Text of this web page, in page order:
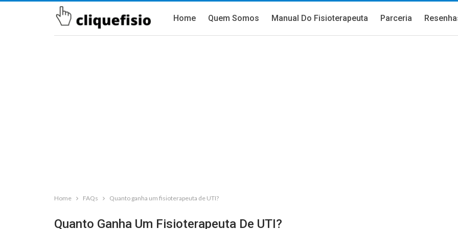
Home Quem Somos Manual Do Fisioterapeuta Parceria
Home FAQs Quanto ganha um fisioterapeuta de UTI?
Quanto Ganha Um Fisioterapeuta De UTI?